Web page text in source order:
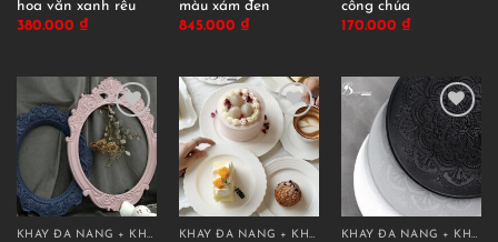
hoa văn xanh rêu
380.000 ₫
màu xám đen
845.000 ₫
công chúa
170.000 ₫
KHAY ĐA NĂNG + KHAY TRANG TRÍ KHAY ĐA NĂNG + KHAY TRANG TRÍ KHAY ĐA NĂNG + KHAY TRANG TRÍ